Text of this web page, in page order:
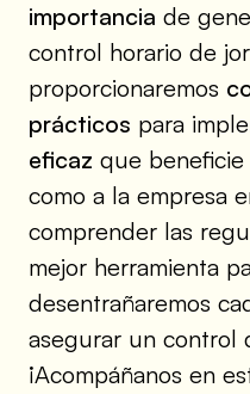
importancia de
control horario de
proporcionaremos
prácticos para
eficaz que
como a la empresa
comprender las
mejor herramienta
desentrañaremos
asegurar un control
¡Acompáñanos en